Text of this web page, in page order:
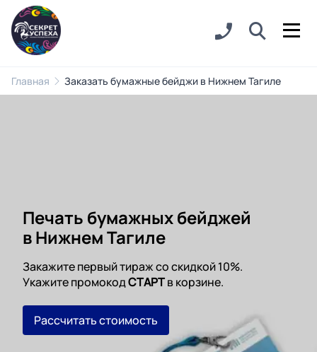
Главная Заказать бумажные бейджи в Нижнем Тагиле
Печать бумажных бейджей
в Нижнем Тагиле
Закажите первый тираж со скидкой 10%.
Укажите промокодСТАРТв корзине.
Рассчитать стоимость